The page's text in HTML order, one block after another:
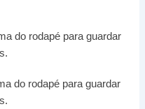
do rodapé para guardar